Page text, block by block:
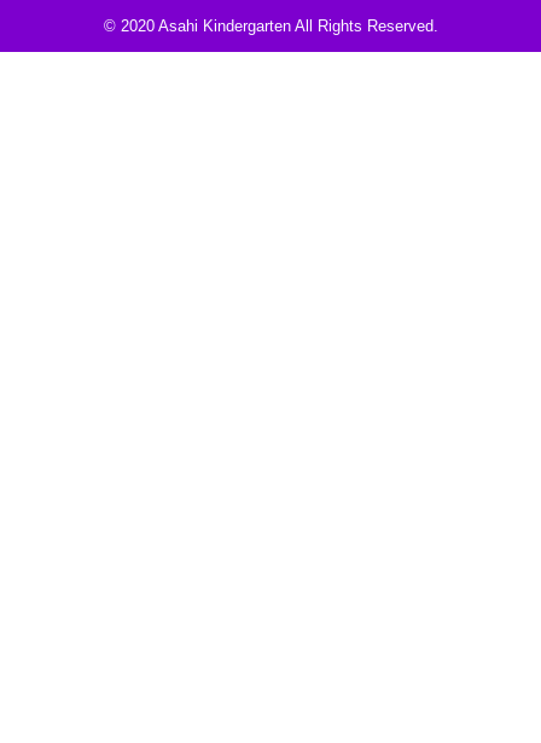
© 2020 Asahi Kindergarten All Rights Reserved.